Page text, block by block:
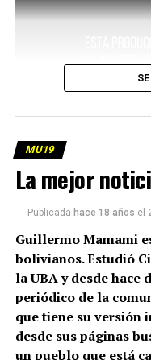
MU19
La mejor
Publicada hace 18 años el
Guillermo Mamami
bolivianos. Estudió
la UBA y desde hace
periódico de la
que tiene su versión
desde sus páginas
un pueblo que está